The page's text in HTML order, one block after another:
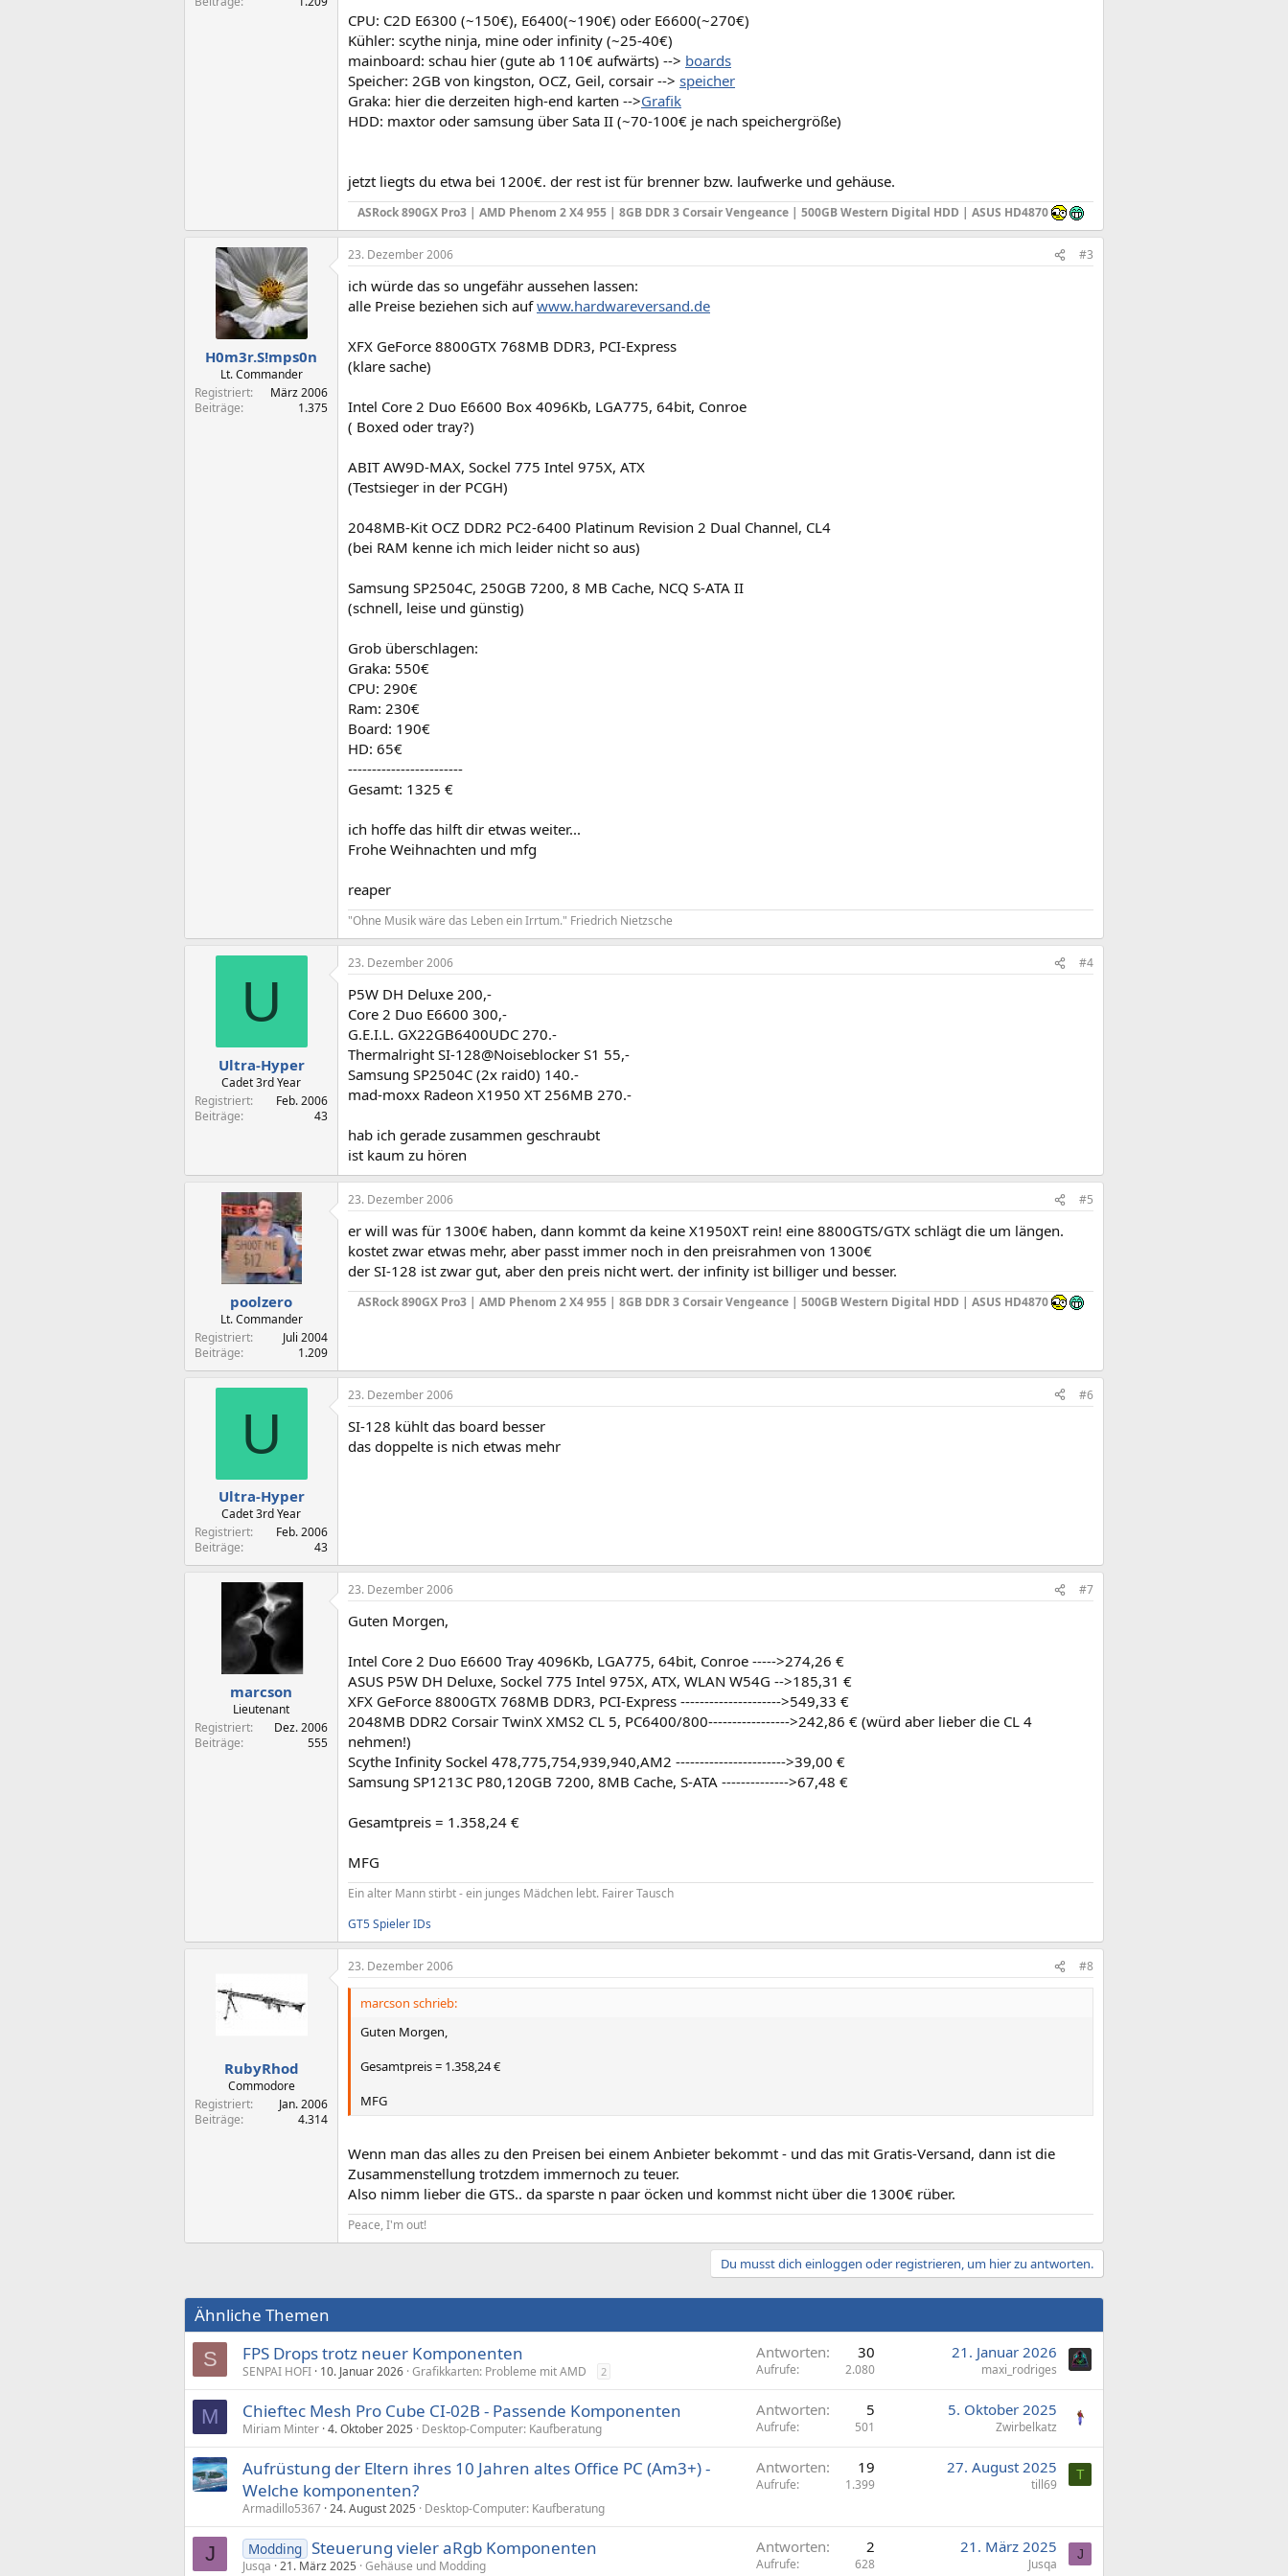
CPU: C2D E6300 (~150€), E6400(~190€) oder E6600(~270€)
Kühler: scythe ninja, mine oder infinity (~25-40€)
mainboard: schau hier (gute ab 110€ aufwärts) --> boards
Speicher: 2GB von kingston, OCZ, Geil, corsair --> speicher
Graka: hier die derzeiten high-end karten -->Grafik
HDD: maxtor oder samsung über Sata II (~70-100€ je nach speichergröße)
jetzt liegts du etwa bei 1200€. der rest ist für brenner bzw. laufwerke und gehäuse.
ASRock 890GX Pro3 | AMD Phenom 2 X4 955 | 8GB DDR 3 Corsair Vengeance | 500GB Western Digital HDD | ASUS HD4870
H0m3r.S!mps0n
Lt. Commander
Registriert
März 2006
Beiträge
1.375
23. Dezember 2006 #3
ich würde das so ungefähr aussehen lassen:
alle Preise beziehen sich aufwww.hardwareversand.de
XFX GeForce 8800GTX 768MB DDR3, PCI-Express
(klare sache)
Intel Core 2 Duo E6600 Box 4096Kb, LGA775, 64bit, Conroe
( Boxed oder tray?)
ABIT AW9D-MAX, Sockel 775 Intel 975X, ATX
(Testsieger in der PCGH)
2048MB-Kit OCZ DDR2 PC2-6400 Platinum Revision 2 Dual Channel, CL4
(bei RAM kenne ich mich leider nicht so aus)
Samsung SP2504C, 250GB 7200, 8 MB Cache, NCQ S-ATA II
(schnell, leise und günstig)
Grob überschlagen:
Graka: 550€
CPU: 290€
Ram: 230€
Board: 190€
HD: 65€
------------------------
Gesamt: 1325 €
ich hoffe das hilft dir etwas weiter...
Frohe Weihnachten und mfg
reaper
"Ohne Musik wäre das Leben ein Irrtum." Friedrich Nietzsche
U
Ultra-Hyper
Cadet 3rd Year
Registriert
Feb. 2006
Beiträge
43
23. Dezember 2006 #4
P5W DH Deluxe 200,-
Core 2 Duo E6600 300,-
G.E.I.L. GX22GB6400UDC 270.-
Thermalright SI-128@Noiseblocker S1 55,-
Samsung SP2504C (2x raid0) 140.-
mad-moxx Radeon X1950 XT 256MB 270.-
hab ich gerade zusammen geschraubt
ist kaum zu hören
poolzero
Lt. Commander
Registriert
Juli 2004
Beiträge
1.209
23. Dezember 2006 #5
er will was für 1300€ haben, dann kommt da keine X1950XT rein! eine 8800GTS/GTX schlägt die um längen.
kostet zwar etwas mehr, aber passt immer noch in den preisrahmen von 1300€
der SI-128 ist zwar gut, aber den preis nicht wert. der infinity ist billiger und besser.
ASRock 890GX Pro3 | AMD Phenom 2 X4 955 | 8GB DDR 3 Corsair Vengeance | 500GB Western Digital HDD | ASUS HD4870
U
Ultra-Hyper
Cadet 3rd Year
Registriert
Feb. 2006
Beiträge
43
23. Dezember 2006 #6
SI-128 kühlt das board besser
das doppelte is nich etwas mehr
marcson
Lieutenant
Registriert
Dez. 2006
Beiträge
555
23. Dezember 2006 #7
Guten Morgen,
Intel Core 2 Duo E6600 Tray 4096Kb, LGA775, 64bit, Conroe ----->274,26 €
ASUS P5W DH Deluxe, Sockel 775 Intel 975X, ATX, WLAN W54G -->185,31 €
XFX GeForce 8800GTX 768MB DDR3, PCI-Express --------------------->549,33 €
2048MB DDR2 Corsair TwinX XMS2 CL 5, PC6400/800----------------->242,86 € (würd aber lieber die CL 4
nehmen!)
Scythe Infinity Sockel 478,775,754,939,940,AM2 ----------------------->39,00 €
Samsung SP1213C P80,120GB 7200, 8MB Cache, S-ATA -------------->67,48 €
Gesamtpreis = 1.358,24 €
MFG
Ein alter Mann stirbt - ein junges Mädchen lebt. Fairer Tausch
GT5 Spieler IDs
RubyRhod
Commodore
Registriert
Jan. 2006
Beiträge
4.314
23. Dezember 2006 #8
marcson schrieb:
Guten Morgen,
Gesamtpreis = 1.358,24 €
MFG
Wenn man das alles zu den Preisen bei einem Anbieter bekommt - und das mit Gratis-Versand, dann ist die
Zusammenstellung trotzdem immernoch zu teuer.
Also nimm lieber die GTS.. da sparste n paar öcken und kommst nicht über die 1300€ rüber.
Peace, I'm out!
Du musst dich einloggen oder registrieren, um hier zu antworten.
Ähnliche Themen
S FPS Drops trotz neuer Komponenten
SENPAI HOFI 10. Januar 2026 Grafikkarten: Probleme mit AMD 2
Antworten 30
Aufrufe 2.080
21. Januar 2026
maxi_rodriges
M Chieftec Mesh Pro Cube CI-02B - Passende Komponenten
Miriam Minter 4. Oktober 2025 Desktop-Computer: Kaufberatung
Antworten 5
Aufrufe 501
5. Oktober 2025
Zwirbelkatz
Aufrüstung der Eltern ihres 10 Jahren altes Office PC (Am3+) -
Welche komponenten?
Armadillo5367 24. August 2025 Desktop-Computer: Kaufberatung
Antworten 19
Aufrufe 1.399
27. August 2025
till69
T
J Modding Steuerung vieler aRgb Komponenten
Jusqa 21. März 2025 Gehäuse und Modding
Antworten 2
Aufrufe 628
21. März 2025
Jusqa
J